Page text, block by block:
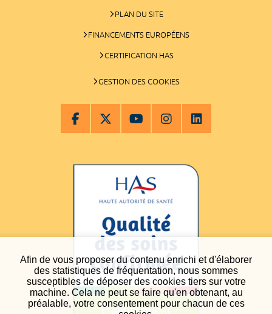
Afin de vous proposer du contenu enrichi et d'élaborer
des statistiques de fréquentation, nous sommes
susceptibles de déposer des cookies tiers sur votre
machine. Cela ne peut se faire qu'en obtenant, au
préalable, votre consentement pour chacun de ces
PLAN DU SITE
FINANCEMENTS EUROPÉENS
CERTIFICATION HAS
GESTION DES COOKIES